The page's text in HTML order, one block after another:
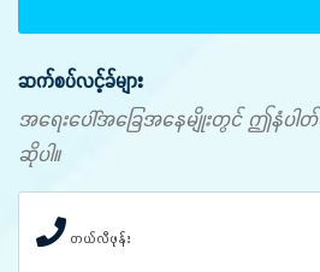
ဆက်စပ်လင့်ခ်များ
အရေးပေါ်အခြေအနေမျိုးတွင် ဤနံပါတ်
ဆိုပါ။
တယ်လီဖုန်း